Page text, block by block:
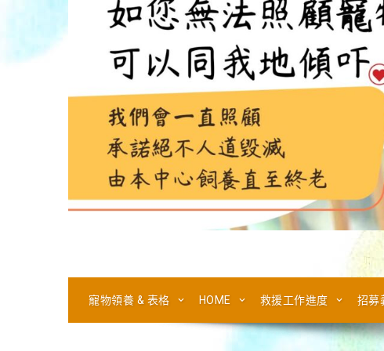
寵物領養 & 表格 HOME 救援工作進度 招募